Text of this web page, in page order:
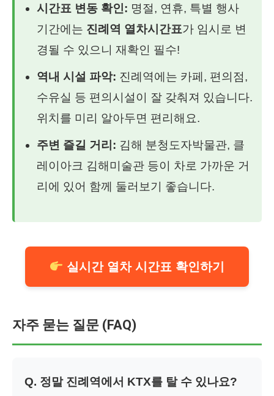
시간표 변동 확인: 명절, 연휴, 특별 행사
기간에는 진례역 열차시간표가 임시로 변
경될 수 있으니 재확인 필수!
역내 시설 파악: 진례역에는 카페, 편의점,
수유실 등 편의시설이 잘 갖춰져 있습니다.
위치를 미리 알아두면 편리해요.
주변 즐길 거리: 김해 분청도자박물관, 클
레이아크 김해미술관 등이 차로 가까운 거
리에 있어 함께 둘러보기 좋습니다.
실시간 열차 시간표 확인하기
자주 묻는 질문 (FAQ)
Q. 정말 진례역에서 KTX를 탈 수 있나요?